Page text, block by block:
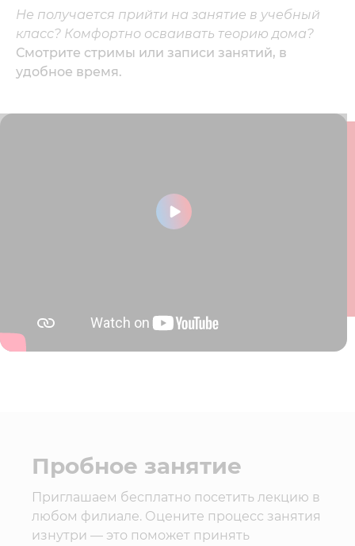
Не получается прийти на занятие в учебный
класс? Комфортно осваивать теорию дома?
Смотрите стримы или записи занятий, в
удобное время.
Пробное занятие
Приглашаем бесплатно посетить лекцию в
любом филиале. Оцените процесс занятия
изнутри — это поможет принять